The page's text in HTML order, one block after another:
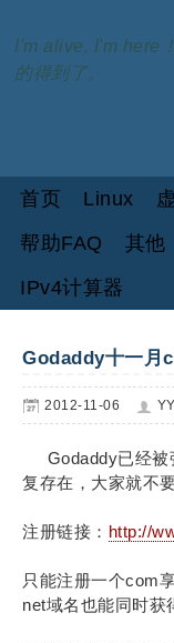
I'm alive, I'm here
的得到了。
首页 Linux
帮助FAQ
其他
IPv4计算器
Godaddy十一月
2012-11-06
Godaddy已经被
复存在，大家就不
注册链接： http://
只能注册一个com
net域名也能同时获